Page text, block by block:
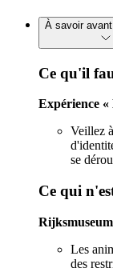
À savoir
Ce qu'il
Expérience
Veillez
se
Ce qui
Rijksmuseum
Les
des